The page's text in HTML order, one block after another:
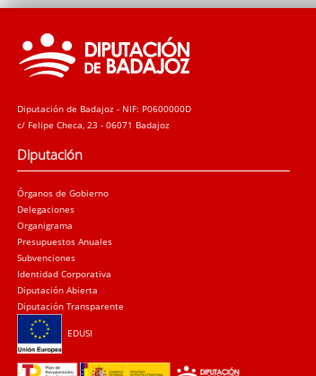
Diputación de Badajoz - NIF: P0600000D
c/ Felipe Checa, 23 - 06071 Badajoz
Diputación
Órganos de Gobierno
Delegaciones
Organigrama
Presupuestos Anuales
Subvenciones
Identidad Corporativa
Diputación Abierta
Diputación Transparente
EDUSI